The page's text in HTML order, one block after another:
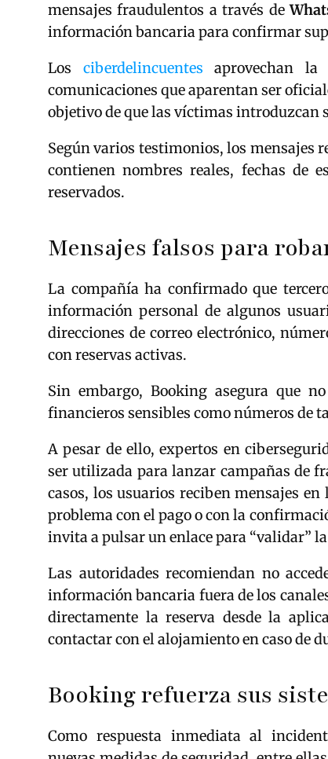
mensajes fraudulentos a través de
información bancaria para confirmar
Los ciberdelincuentes aprovechan la
comunicaciones que aparentan ser
objetivo de que las víctimas introduzcan
Según varios testimonios, los mensajes
contienen nombres reales, fechas de
reservados.
Mensajes falsos para
La compañía ha confirmado que
información personal de algunos
direcciones de correo electrónico,
con reservas activas.
Sin embargo, Booking asegura que
financieros sensibles como números de
A pesar de ello, expertos en
ser utilizada para lanzar campañas de
casos, los usuarios reciben mensajes
problema con el pago o con la
invita a pulsar un enlace para “validar”
Las autoridades recomiendan no
información bancaria fuera de los
directamente la reserva desde la
contactar con el alojamiento en caso de
Booking refuerza sus
Como respuesta inmediata al